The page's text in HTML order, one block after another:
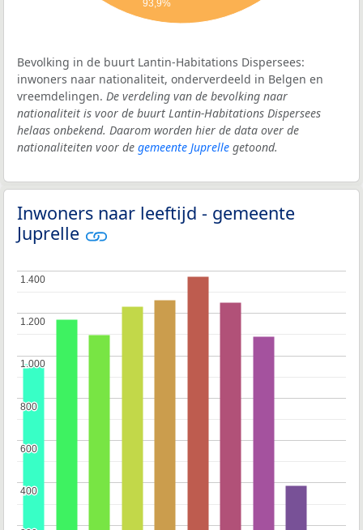
93,9%
Bevolking in de buurt Lantin-Habitations Dispersees:
inwoners naar nationaliteit, onderverdeeld in Belgen en
vreemdelingen. De verdeling van de bevolking naar
nationaliteit is voor de buurt Lantin-Habitations Dispersees
helaas onbekend. Daarom worden hier de data over de
nationaliteiten voor de gemeente Juprelle getoond.
Inwoners naar leeftijd - gemeente
Juprelle
400
400
600
600
800
800
1.000
1.000
1.200
1.200
1.400
1.400